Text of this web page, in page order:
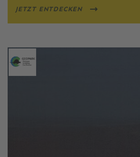
JETZT ENTDECKEN